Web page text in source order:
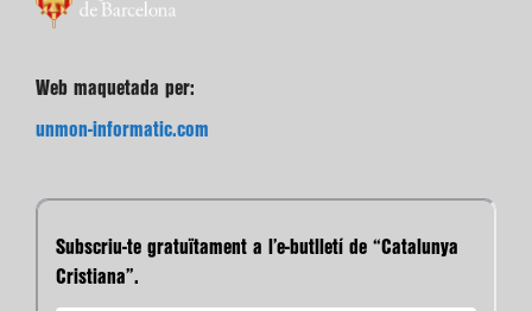
Web maquetada per:
unmon-informatic.com
Subscriu-te gratuïtament a l’e-butlletí de “Catalunya
Cristiana”.